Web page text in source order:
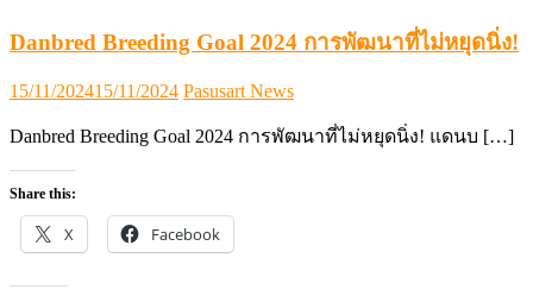
Danbred Breeding Goal 2024 การพัฒนาที่ไม่หยุดนิ่ง!
Posted
15/11/202415/11/2024 Author
Pasusart News
Danbred Breeding Goal 2024 การพัฒนาที่ไม่หยุดนิ่ง! แดนบ […]
Share this:
X Facebook